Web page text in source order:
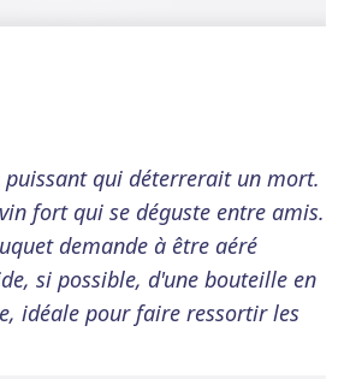
puissant qui déterrerait un mort.
fort qui se déguste entre amis.
demande à être aéré
si possible, d'une bouteille en
idéale pour faire ressortir les